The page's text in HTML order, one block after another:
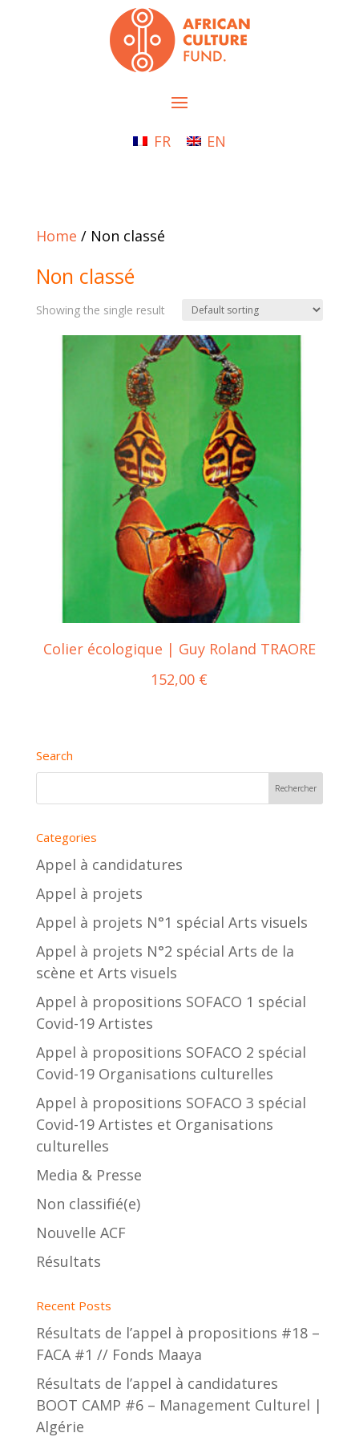
FR EN
Home / Non classé
Non classé
Showing the single result
Colier écologique | Guy Roland TRAORE
152,00 €
Search
Categories
Appel à candidatures
Appel à projets
Appel à projets N°1 spécial Arts visuels
Appel à projets N°2 spécial Arts de la
scène et Arts visuels
Appel à propositions SOFACO 1 spécial
Covid-19 Artistes
Appel à propositions SOFACO 2 spécial
Covid-19 Organisations culturelles
Appel à propositions SOFACO 3 spécial
Covid-19 Artistes et Organisations
culturelles
Media & Presse
Non classifié(e)
Nouvelle ACF
Résultats
Recent Posts
Résultats de l’appel à propositions #18 –
FACA #1 // Fonds Maaya
Résultats de l’appel à candidatures
BOOT CAMP #6 – Management Culturel |
Algérie